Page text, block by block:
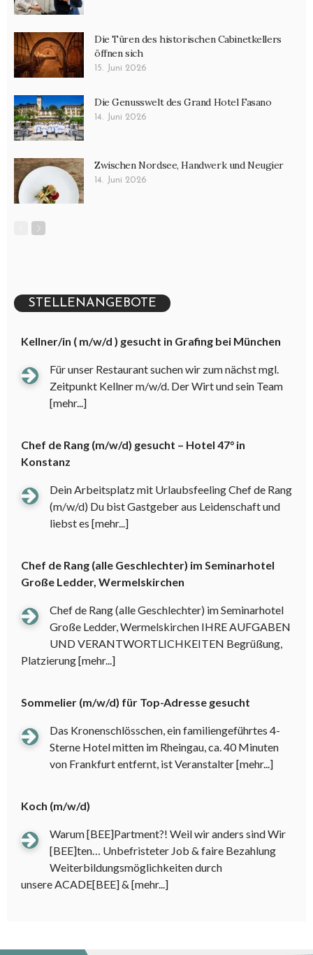
Die Türen des historischen Cabinetkellers
öffnen sich
15. Juni 2026
Die Genusswelt des Grand Hotel Fasano
14. Juni 2026
Zwischen Nordsee, Handwerk und Neugier
14. Juni 2026
STELLENANGEBOTE
Kellner/in ( m/w/d ) gesucht in Grafing bei München
Für unser Restaurant suchen wir zum nächst mgl.
Zeitpunkt Kellner m/w/d. Der Wirt und sein Team
[mehr...]
Chef de Rang (m/w/d) gesucht – Hotel 47° in
Konstanz
Dein Arbeitsplatz mit Urlaubsfeeling Chef de Rang
(m/w/d) Du bist Gastgeber aus Leidenschaft und
liebst es [mehr...]
Chef de Rang (alle Geschlechter) im Seminarhotel
Große Ledder, Wermelskirchen
Chef de Rang (alle Geschlechter) im Seminarhotel
Große Ledder, Wermelskirchen IHRE AUFGABEN
UND VERANTWORTLICHKEITEN Begrüßung,
Platzierung[mehr...]
Sommelier (m/w/d) für Top-Adresse gesucht
Das Kronenschlösschen, ein familiengeführtes 4-
Sterne Hotel mitten im Rheingau, ca. 40 Minuten
von Frankfurt entfernt, ist Veranstalter[mehr...]
Koch (m/w/d)
Warum [BEE]Partment?! Weil wir anders sind Wir
[BEE]ten… Unbefristeter Job & faire Bezahlung
Weiterbildungsmöglichkeiten durch
unsere ACADE[BEE] & [mehr...]